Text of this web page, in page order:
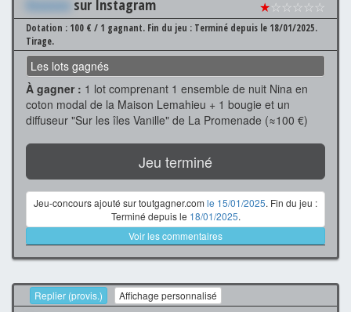
sur Instagram ★☆☆☆☆☆
Dotation : 100 € / 1 gagnant. Fin du jeu : Terminé depuis le 18/01/2025.
Tirage.
Les lots gagnés
À gagner : 1 lot comprenant 1 ensemble de nuit Nina en
coton modal de la Maison Lemahieu + 1 bougie et un
diffuseur "Sur les îles Vanille" de La Promenade (≈100 €)
Jeu terminé
Jeu-concours ajouté sur toutgagner.com le 15/01/2025. Fin du jeu :
Terminé depuis le 18/01/2025.
Voir les commentaires
Replier (provis.) Affichage personnalisé